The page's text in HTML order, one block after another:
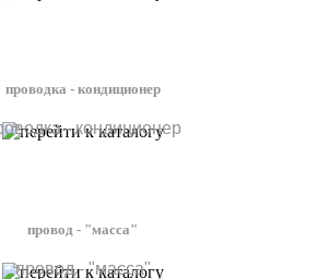
проводка - кондиционер
- кондиционер
провод - "масса"
провод - "масса"